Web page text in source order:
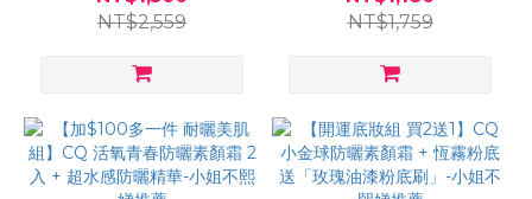
NT$2,559
「斜邊美妝蛋」-超完美素顏
NT$1,759